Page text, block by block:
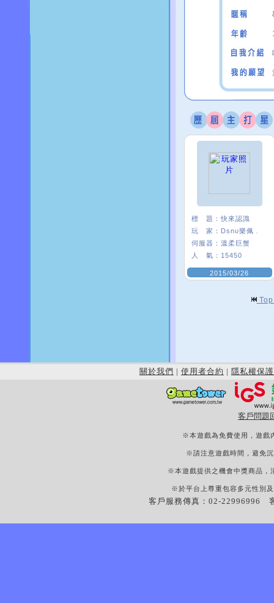
標 題： 快來認識
玩 家： Dsnυ樂佩﹒
伺服器： 溫柔巨蟹
人 氣： 15450
2015/03/26
關於我們 | 使用者合約 | 隱私權保護
客戶問題
※本遊戲為免費使用，遊戲
※請注意遊戲時間，避免
※本遊戲提供之機會中獎商品，
※於平台上尊重包容多元性別
客戶服務傳真：02-22996996